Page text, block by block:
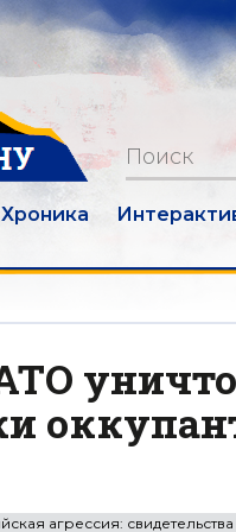
Хроника
агрессия: свидетельства